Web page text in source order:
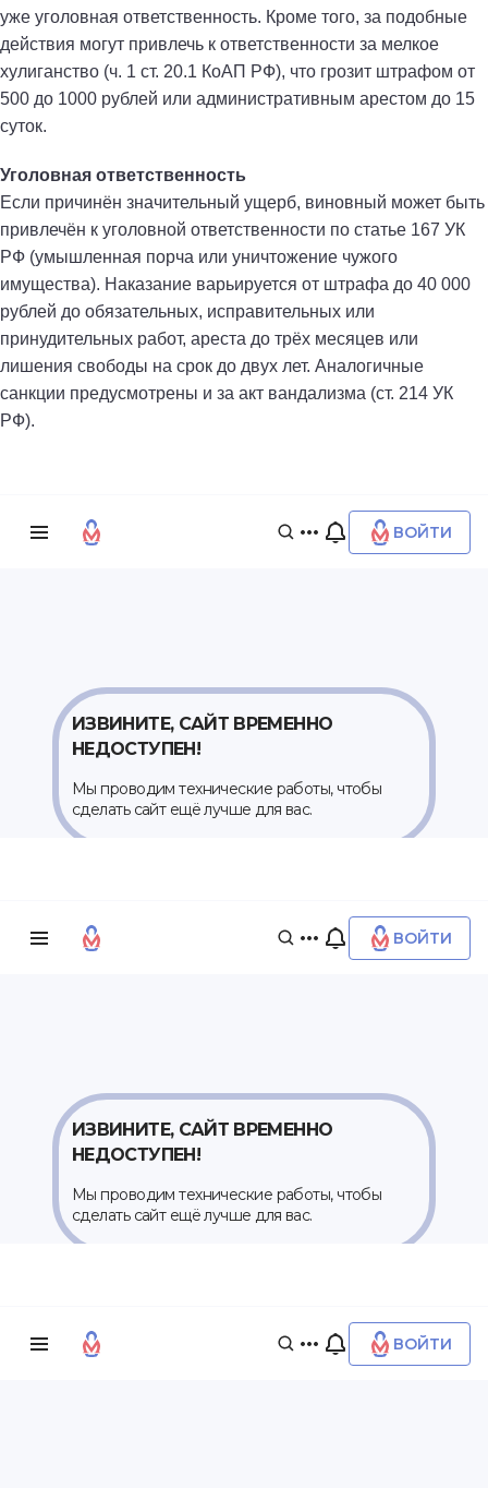
уже уголовная ответственность. Кроме того, за подобные
действия могут привлечь к ответственности за мелкое
хулиганство (ч. 1 ст. 20.1 КоАП РФ), что грозит штрафом от
500 до 1000 рублей или административным арестом до 15
суток.
Уголовная ответственность
Если причинён значительный ущерб, виновный может быть
привлечён к уголовной ответственности по статье 167 УК
РФ (умышленная порча или уничтожение чужого
имущества). Наказание варьируется от штрафа до 40 000
рублей до обязательных, исправительных или
принудительных работ, ареста до трёх месяцев или
лишения свободы на срок до двух лет. Аналогичные
санкции предусмотрены и за акт вандализма (ст. 214 УК
РФ).